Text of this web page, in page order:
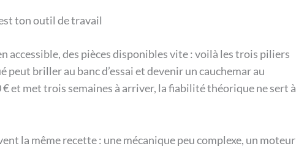
ton outil de travail
accessible, des pièces disponibles vite : voilà les trois piliers
briller au banc d’essai et devenir un cauchemar au
et met trois semaines à arriver, la fiabilité théorique ne sert à
la même recette : une mécanique peu complexe, un moteur